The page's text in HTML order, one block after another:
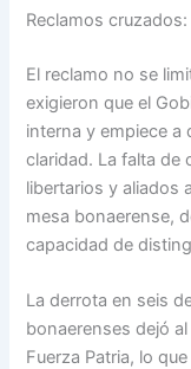
Reclamos
El reclamo no se
exigieron que el
interna y empiece
claridad. La falta de
libertarios y aliados
mesa bonaerense,
capacidad de
La derrota en seis
bonaerenses dejó
Fuerza Patria, lo